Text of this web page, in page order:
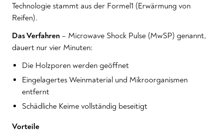
Technologie stammt aus der Formel1 (Erwärmung von
Reifen).
Das Verfahren – Microwave Shock Pulse (MwSP) genannt,
dauert nur vier Minuten:
Die Holzporen werden geöffnet
Eingelagertes Weinmaterial und Mikroorganismen
entfernt
Schädliche Keime vollständig beseitigt
Vorteile